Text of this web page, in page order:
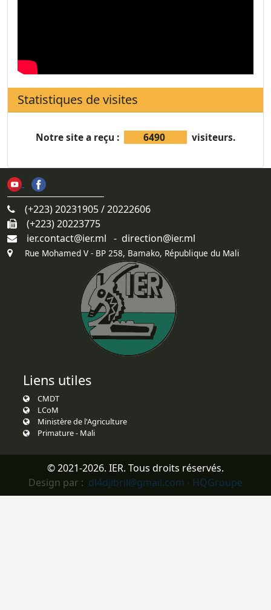
Statistiques de visites
Notre site a reçu : 6490 visiteurs.
(+223) 20231905 / 20222606
(+223) 20223775
ier.contact@ier.ml - direction@ier.ml
Rue Mohamed V - BP 258, Bamako, République du Mali
Liens utiles
CMDT
LCoM
Ministère de l'Agriculture
Primature - Mali
© 2021-2026. IER. Tous droits réservés.
Design par : dl4djibril@gmail.com - HQGroupe